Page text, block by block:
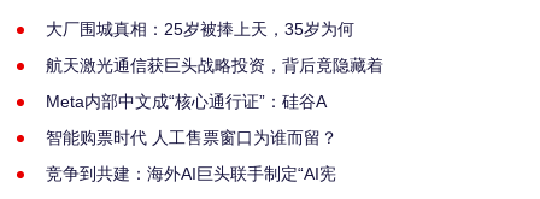
大厂围城真相：25岁被捧上天，35岁为何
航天激光通信获巨头战略投资，背后竟隐藏着
Meta内部中文成“核心通行证”：硅谷A
智能购票时代 人工售票窗口为谁而留？
竞争到共建：海外AI巨头联手制定“AI宪